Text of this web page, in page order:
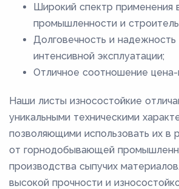
Широкий спектр применения
промышленности и
Долговечность и надежность
интенсивной эксплуатации;
Отличное соотношение цена-
Наши листы износостойкие
уникальными техническими
позволяющими использовать их в
от горнодобывающей
производства сыпучих
высокой прочности и